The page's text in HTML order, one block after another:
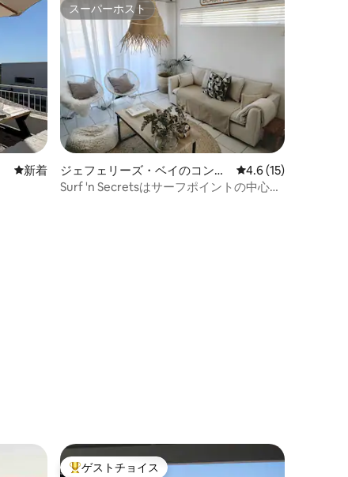
新しい宿泊先
新着
スーパーホスト
スーパーホスト
ジェフェリーズ・ベイのコンド
ミニアム
レビュー15件、5つ
4.6 (15)
Surf 'n Secretsはサーフポイントの中心部
ゲストチョイス